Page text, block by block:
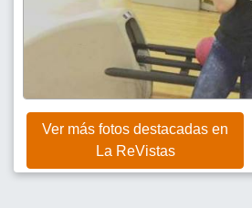
Ver más fotos destacadas en
La ReVistas